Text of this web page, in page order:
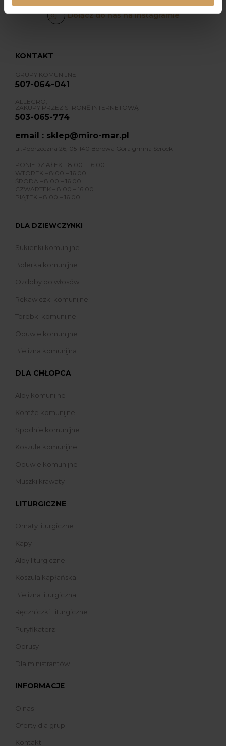
Dołącz do nas na Instagramie
KONTAKT
GRUPY KOMUNIJNE
507-064-041
ALLEGRO,
ZAKUPY PRZEZ STRONĘ INTERNETOWĄ
503-065-774
email : sklep@miro-mar.pl
ul.Poprzeczna 26, 05-140 Borowa Góra gmina Serock
PONIEDZIAŁEK – 8.00 – 16.00
WTOREK – 8:00 – 16.00
ŚRODA – 8.00 – 16.00
CZWARTEK – 8.00 – 16.00
PIĄTEK – 8.00 – 16.00
DLA DZIEWCZYNKI
Sukienki komunijne
Bolerka komunijne
Ozdoby do włosów
Rękawiczki komunijne
Torebki komunijne
Obuwie komunijne
Bielizna komunijna
DLA CHŁOPCA
Alby komunijne
Komże komunijne
Spodnie komunijne
Koszule komunijne
Obuwie komunijne
Muszki krawaty
LITURGICZNE
Ornaty liturgiczne
Kapy
Alby liturgiczne
Koszula kapłańska
Bielizna liturgiczna
Ręczniczki Liturgiczne
Puryfikaterz
Obrusy
Dla ministrantów
INFORMACJE
O nas
Oferty dla grup
Kontakt